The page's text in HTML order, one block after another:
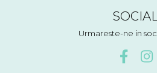
SOCIAL
Urmareste-ne in